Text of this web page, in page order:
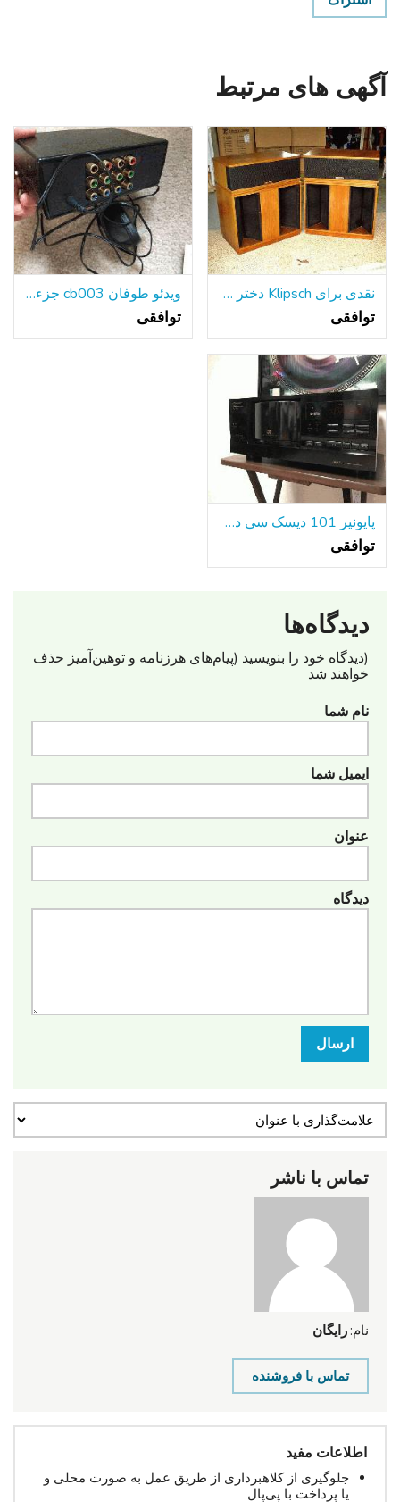
آگهی های مرتبط
نقدی برای Klipsch دختر خوشگل خود را و یا لا اسکالا
توافقی
ویدئو طوفان cb003 جزء ویدئو توزیع آمپر
توافقی
پایونیر 101 دیسک سی دی پلیر PD-F908
توافقی
دیدگاه‌ها
(دیدگاه خود را بنویسید (پیام‌های هرزنامه‌ و توهین‌آمیز حذف
خواهند شد
نام شما
ایمیل شما
عنوان
دیدگاه
ارسال
تماس با ناشر
نام: رایگان
تماس با فروشنده
اطلاعات مفید
جلوگیری از کلاهبرداری از طریق عمل به صورت محلی و
یا پرداخت با پی‌پال